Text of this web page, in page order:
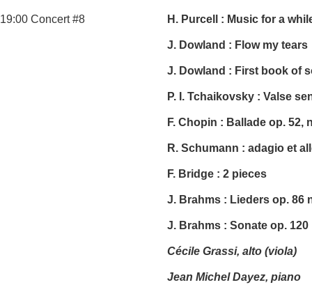
19:00 Concert #8 H. Purcell : Music for a
J. Dowland : Flow my tears
J. Dowland : First book of
P. I. Tchaikovsky : Valse
F. Chopin : Ballade op. 52,
R. Schumann : adagio et
F. Bridge : 2 pieces
J. Brahms : Lieders op. 86
J. Brahms : Sonate op. 120
Cécile Grassi, alto (viola)
Jean Michel Dayez, piano